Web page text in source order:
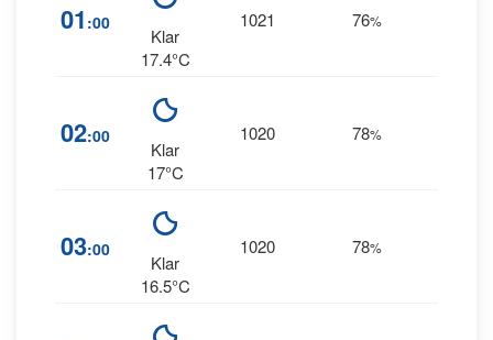
01 :00
Klar
17.4°C
1021 76%
02:00
Klar
17°C
1020 78%
03:00
Klar
16.5°C
1020 78%